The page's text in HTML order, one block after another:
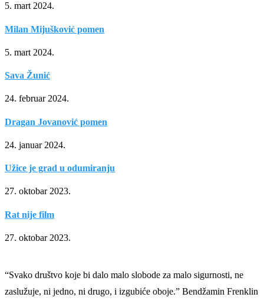
5. mart 2024.
Milan Mijušković pomen
5. mart 2024.
Sava Žunić
24. februar 2024.
Dragan Jovanović pomen
24. januar 2024.
Užice je grad u odumiranju
27. oktobar 2023.
Rat nije film
27. oktobar 2023.
“Svako društvo koje bi dalo malo slobode za malo sigurnosti, ne
zaslužuje, ni jedno, ni drugo, i izgubiće oboje.” Bendžamin Frenklin